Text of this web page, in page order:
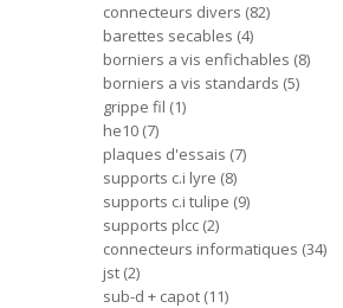
connecteurs divers 82
barettes secables 4
borniers a vis enfichables 8
borniers a vis standards 5
grippe fil 1
he10 7
plaques d'essais 7
supports c.i lyre 8
supports c.i tulipe 9
supports plcc 2
connecteurs informatiques 34
jst 2
sub-d + capot 11